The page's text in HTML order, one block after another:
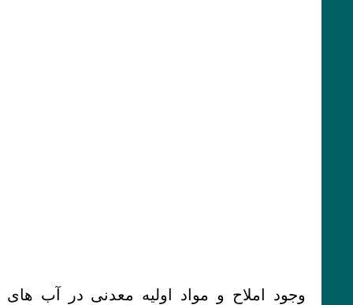
وجود املاح و مواد اولیه معدنی در آب های